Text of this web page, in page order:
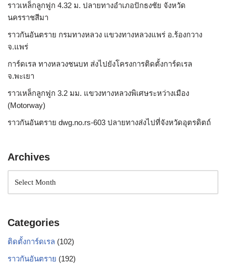
ราวเหล็กลูกฟูก 4.32 ม. ปลายทางอำเภอปักธงชัย จังหวัด
นครราชสีมา
ราวกันอันตราย กรมทางหลวง แขวงทางหลวงแพร่ อ.ร้องกวาง
จ.แพร่
การ์ดเรล ทางหลวงชนบท ส่งไปยังโครงการติดตั้งการ์ดเรล
จ.พะเยา
ราวเหล็กลูกฟูก 3.2 มม. แขวงทางหลวงพิเศษระหว่างเมือง
(Motorway)
ราวกันอันตราย dwg.no.rs-603 ปลายทางส่งไปที่จังหวัดอุตรดิตถ์
Archives
Categories
ติดตั้งการ์ดเรล (102)
ราวกันอันตราย (192)